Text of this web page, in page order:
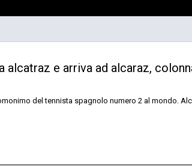
e arriva ad alcaraz,
del tennista spagnolo numero 2 al mondo.